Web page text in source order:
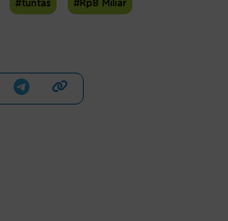
#tuntas #Rp8 Miliar